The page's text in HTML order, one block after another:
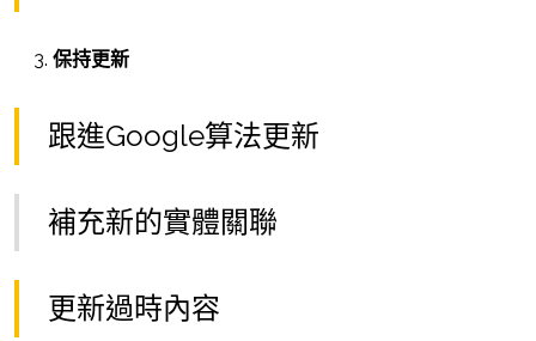
保持更新
跟進Google算法更新
補充新的實體關聯
更新過時內容